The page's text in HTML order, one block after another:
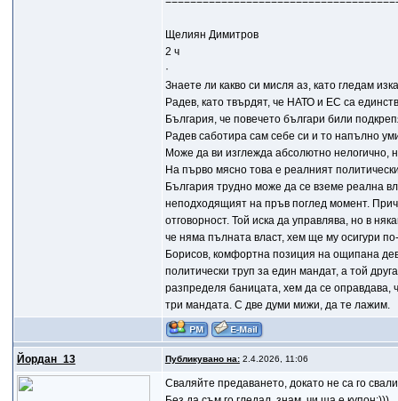
Щелиян Димитров
2 ч
·
Знаете ли какво си мисля аз, като гледам
Радев, като твърдят, че НАТО и ЕС са
България, че повечето българи били
Радев саботира сам себе си и то напълно
Може да ви изглежда абсолютно нелогично,
На първо мясно това е реалният
България трудно може да се вземе реална
неподходящият на пръв поглед момент.
отговорност. Той иска да управлява, но в
че няма пълната власт, хем ще му осигури
Борисов, комфортна позиция на ощипана
политически труп за един мандат, а той
разпределя баницата, хем да се оправдава,
три мандата. С две думи мижи, да те лажим.
Йордан_13 Публикувано на:2.4.2026, 11:06
Сваляйте предаването, докaто не са го